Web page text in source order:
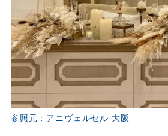
参照元：アニヴェルセル 大阪